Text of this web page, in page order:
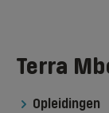
Terra
Opleidingen